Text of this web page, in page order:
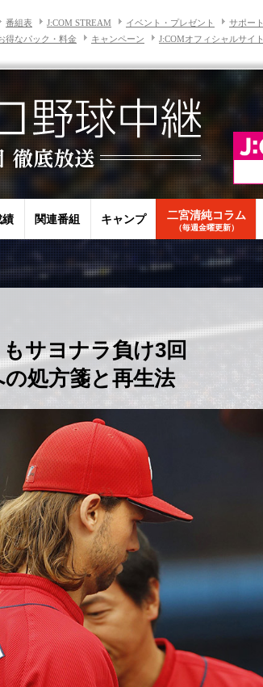
番組表 J:COM STREAM イベント・プレゼント
サポート
得なパック・料金 キャンペーン J:COMオフィシャルサイト
績 関連番組 キャンプ 二宮清純コラム
（毎週金曜更新）
サヨナラ負け3回
処方箋と再生法